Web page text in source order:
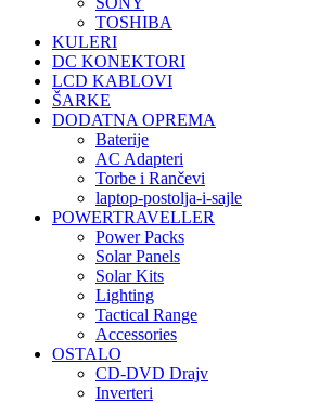
TOSHIBA
KULERI
DC KONEKTORI
LCD KABLOVI
ŠARKE
DODATNA OPREMA
Baterije
AC Adapteri
Torbe i Rančevi
laptop-postolja-i-sajle
POWERTRAVELLER
Power Packs
Solar Panels
Solar Kits
Lighting
Tactical Range
Accessories
OSTALO
CD-DVD Drajv
Inverteri